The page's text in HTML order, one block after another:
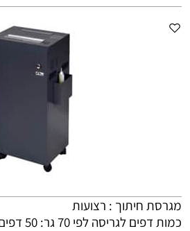
מגרסת חיתוך : רצועות
כמות דפים לגריסה לפי 70 גר: 50 דפים